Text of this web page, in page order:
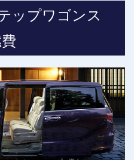
ップワゴンス